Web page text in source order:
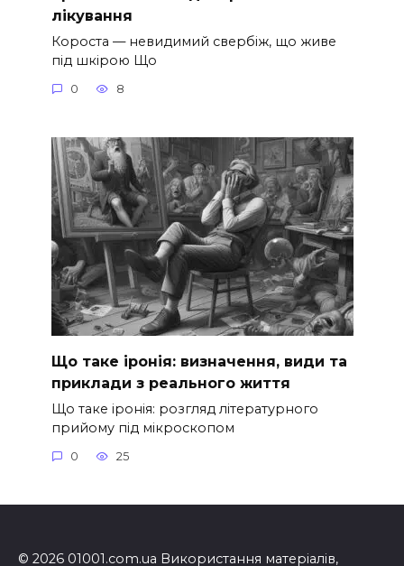
лікування
Короста — невидимий свербіж, що живе
під шкірою Що
0 8
Що таке іронія: визначення, види та
приклади з реального життя
Що таке іронія: розгляд літературного
прийому під мікроскопом
0 25
© 2026 01001.com.ua Використання матеріалів,